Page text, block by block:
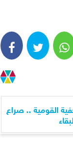
القومية .. صراع